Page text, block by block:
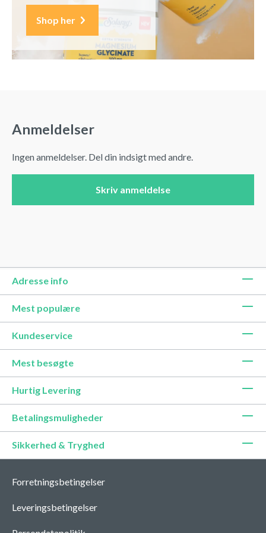
Shop her
Anmeldelser
Ingen anmeldelser. Del din indsigt med andre.
Skriv anmeldelse
Adresse info
Mest populære
Kundeservice
Mest besøgte
Hurtig Levering
Betalingsmuligheder
Sikkerhed & Tryghed
Forretningsbetingelser
Leveringsbetingelser